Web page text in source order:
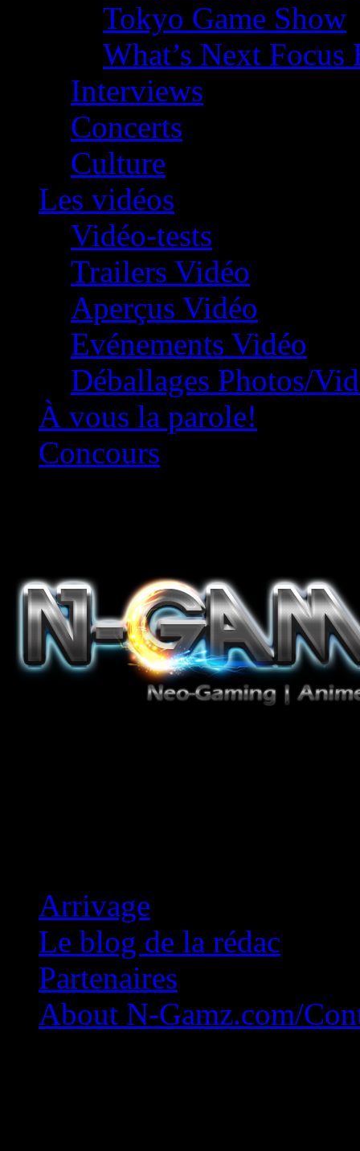
Tokyo Game Show
What’s Next
Interviews
Concerts
Culture
Les vidéos
Vidéo-tests
Trailers Vidéo
Aperçus Vidéo
Evénements Vidéo
Déballages Photos/
À vous la parole!
Concours
Arrivage
Le blog de la rédac
Partenaires
About N-Gamz.com/